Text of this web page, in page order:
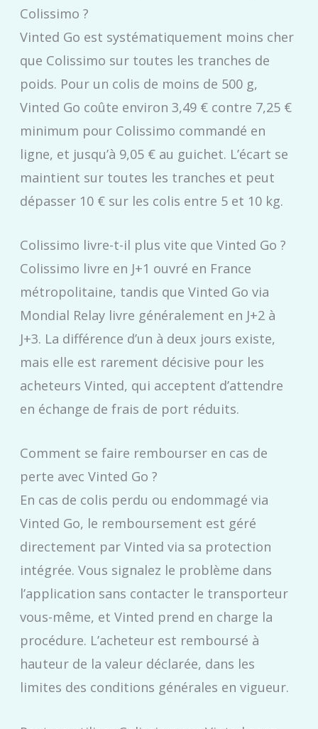
Colissimo ?
Vinted Go est systématiquement moins cher
que Colissimo sur toutes les tranches de
poids. Pour un colis de moins de 500 g,
Vinted Go coûte environ 3,49 € contre 7,25 €
minimum pour Colissimo commandé en
ligne, et jusqu’à 9,05 € au guichet. L’écart se
maintient sur toutes les tranches et peut
dépasser 10 € sur les colis entre 5 et 10 kg.
Colissimo livre-t-il plus vite que Vinted Go ?
Colissimo livre en J+1 ouvré en France
métropolitaine, tandis que Vinted Go via
Mondial Relay livre généralement en J+2 à
J+3. La différence d’un à deux jours existe,
mais elle est rarement décisive pour les
acheteurs Vinted, qui acceptent d’attendre
en échange de frais de port réduits.
Comment se faire rembourser en cas de
perte avec Vinted Go ?
En cas de colis perdu ou endommagé via
Vinted Go, le remboursement est géré
directement par Vinted via sa protection
intégrée. Vous signalez le problème dans
l’application sans contacter le transporteur
vous-même, et Vinted prend en charge la
procédure. L’acheteur est remboursé à
hauteur de la valeur déclarée, dans les
limites des conditions générales en vigueur.